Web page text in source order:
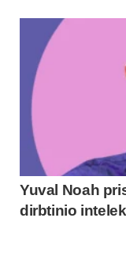
Yuval Noah
dirbtinio